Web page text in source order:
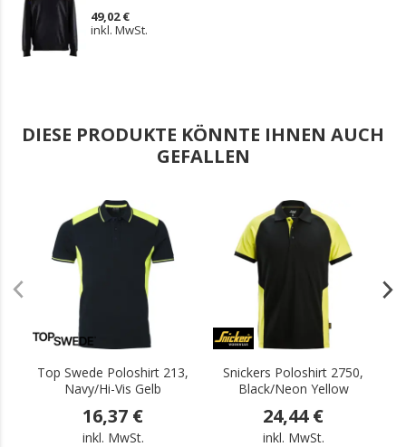
49,02 €
inkl. MwSt.
DIESE PRODUKTE KÖNNTE IHNEN AUCH
GEFALLEN
Top Swede Poloshirt 213,
Navy/Hi-Vis Gelb
16,37 €
inkl. MwSt.
Snickers Poloshirt 2750,
Black/Neon Yellow
24,44 €
inkl. MwSt.